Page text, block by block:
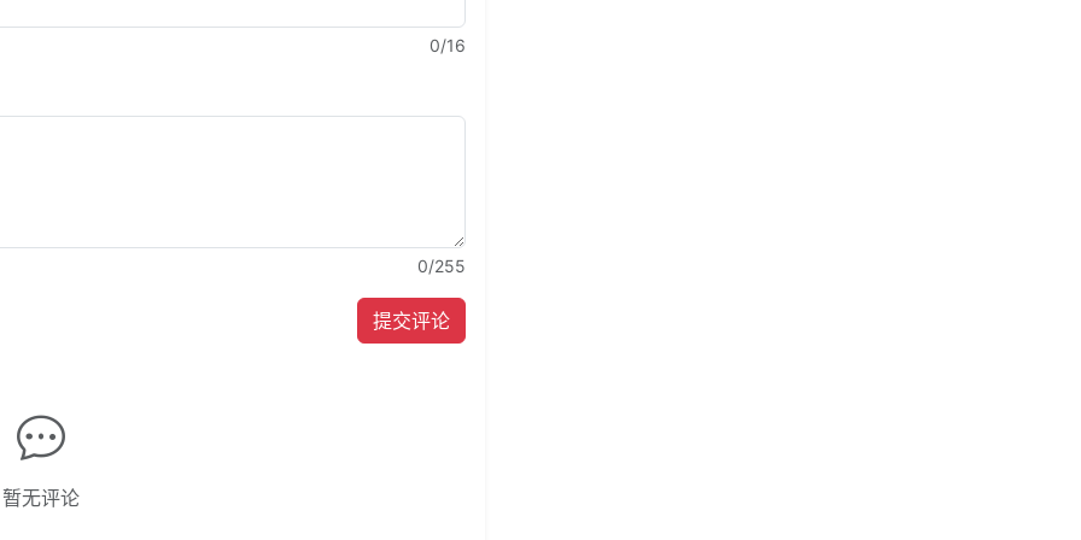
0/16
0/255
提交评论
暂无评论